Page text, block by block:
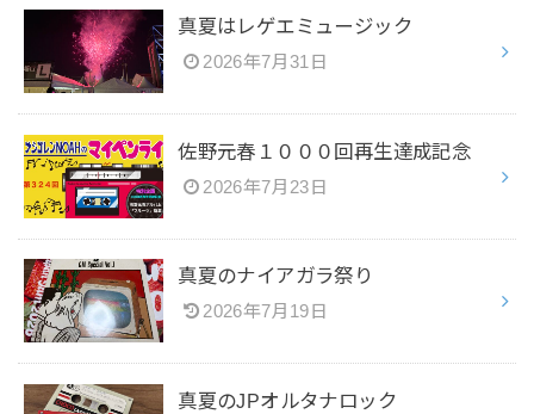
真夏はレゲエミュージック
2026年7月31日
佐野元春１０００回再生達成記念
2026年7月23日
真夏のナイアガラ祭り
2026年7月19日
真夏のJPオルタナロック